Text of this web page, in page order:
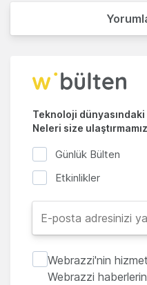
Teknoloji
Neleri size
Günlük Bülten
Etkinlikler
Webrazzi'nin
Webrazzi